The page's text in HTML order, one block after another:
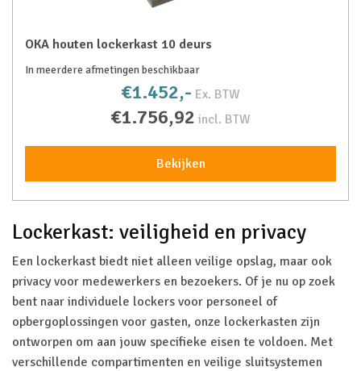
OKA houten lockerkast 10 deurs
In meerdere afmetingen beschikbaar
€1.452,- Ex. BTW
€1.756,92 incl. BTW
Bekijken
Lockerkast: veiligheid en privacy
Een lockerkast biedt niet alleen veilige opslag, maar ook
privacy voor medewerkers en bezoekers. Of je nu op zoek
bent naar individuele lockers voor personeel of
opbergoplossingen voor gasten, onze lockerkasten zijn
ontworpen om aan jouw specifieke eisen te voldoen. Met
verschillende compartimenten en veilige sluitsystemen